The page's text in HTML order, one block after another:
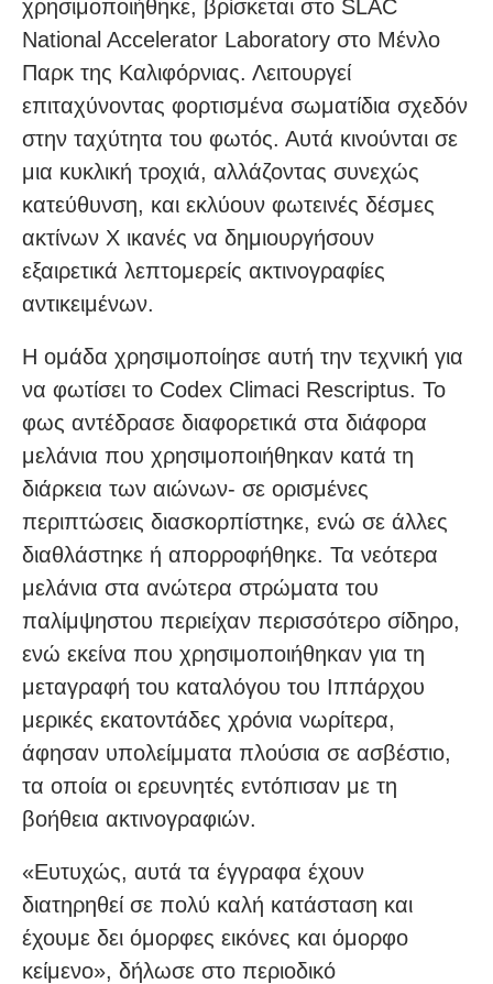
χρησιμοποιήθηκε, βρίσκεται στο SLAC
National Accelerator Laboratory στο Μένλο
Παρκ της Καλιφόρνιας. Λειτουργεί
επιταχύνοντας φορτισμένα σωματίδια σχεδόν
στην ταχύτητα του φωτός. Αυτά κινούνται σε
μια κυκλική τροχιά, αλλάζοντας συνεχώς
κατεύθυνση, και εκλύουν φωτεινές δέσμες
ακτίνων Χ ικανές να δημιουργήσουν
εξαιρετικά λεπτομερείς ακτινογραφίες
αντικειμένων.
Η ομάδα χρησιμοποίησε αυτή την τεχνική για
να φωτίσει το Codex Climaci Rescriptus. Το
φως αντέδρασε διαφορετικά στα διάφορα
μελάνια που χρησιμοποιήθηκαν κατά τη
διάρκεια των αιώνων- σε ορισμένες
περιπτώσεις διασκορπίστηκε, ενώ σε άλλες
διαθλάστηκε ή απορροφήθηκε. Τα νεότερα
μελάνια στα ανώτερα στρώματα του
παλίμψηστου περιείχαν περισσότερο σίδηρο,
ενώ εκείνα που χρησιμοποιήθηκαν για τη
μεταγραφή του καταλόγου του Ιππάρχου
μερικές εκατοντάδες χρόνια νωρίτερα,
άφησαν υπολείμματα πλούσια σε ασβέστιο,
τα οποία οι ερευνητές εντόπισαν με τη
βοήθεια ακτινογραφιών.
«Ευτυχώς, αυτά τα έγγραφα έχουν
διατηρηθεί σε πολύ καλή κατάσταση και
έχουμε δει όμορφες εικόνες και όμορφο
κείμενο», δήλωσε στο περιοδικό